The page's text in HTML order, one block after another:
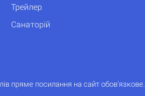
Трейлер
Санаторій
пряме посилання на сайт обов'язкове.